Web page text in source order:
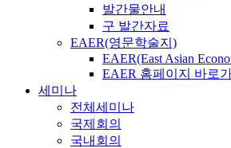
발간물안내
구 발간자료
EAER(영문학술지)
EAER(East Asian
EAER 홈페이지 바로가
세미나
전체세미나
국제회의
국내회의